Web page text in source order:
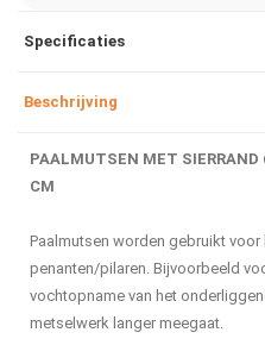
Specificaties
Beschrijving
PAALMUTSEN MET
CM
Paalmutsen worden gebruikt
penanten/pilaren. Bijvoorbeeld
vochtopname van het
metselwerk langer meegaat.